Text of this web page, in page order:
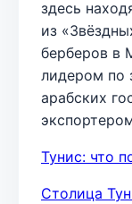
здесь
из
берберов в
лидером по
арабских
Тунис: что
Столица